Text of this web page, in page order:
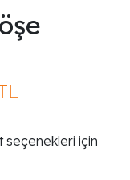
seçenekleri için